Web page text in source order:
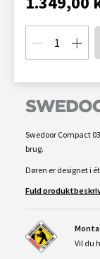
Swedoor Compact
brug.
Døren er designet i
Fuld
Vil du